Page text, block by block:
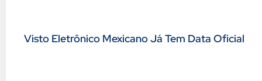
Visto Eletrônico Mexicano Já Tem Data Oficial